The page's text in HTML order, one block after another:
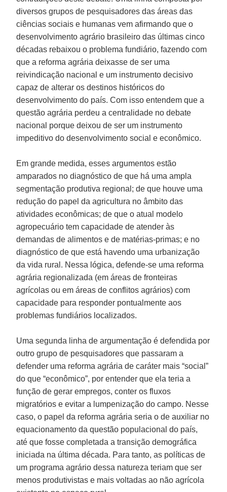
diversos grupos de pesquisadores das áreas das
ciências sociais e humanas vem afirmando que o
desenvolvimento agrário brasileiro das últimas cinco
décadas rebaixou o problema fundiário, fazendo com
que a reforma agrária deixasse de ser uma
reivindicação nacional e um instrumento decisivo
capaz de alterar os destinos históricos do
desenvolvimento do país. Com isso entendem que a
questão agrária perdeu a centralidade no debate
nacional porque deixou de ser um instrumento
impeditivo do desenvolvimento social e econômico.
Em grande medida, esses argumentos estão
amparados no diagnóstico de que há uma ampla
segmentação produtiva regional; de que houve uma
redução do papel da agricultura no âmbito das
atividades econômicas; de que o atual modelo
agropecuário tem capacidade de atender às
demandas de alimentos e de matérias-primas; e no
diagnóstico de que está havendo uma urbanização
da vida rural. Nessa lógica, defende-se uma reforma
agrária regionalizada (em áreas de fronteiras
agrícolas ou em áreas de conflitos agrários) com
capacidade para responder pontualmente aos
problemas fundiários localizados.
Uma segunda linha de argumentação é defendida por
outro grupo de pesquisadores que passaram a
defender uma reforma agrária de caráter mais “social”
do que “econômico”, por entender que ela teria a
função de gerar empregos, conter os fluxos
migratórios e evitar a lumpenização do campo. Nesse
caso, o papel da reforma agrária seria o de auxiliar no
equacionamento da questão populacional do país,
até que fosse completada a transição demográfica
iniciada na última década. Para tanto, as políticas de
um programa agrário dessa natureza teriam que ser
menos produtivistas e mais voltadas ao não agrícola